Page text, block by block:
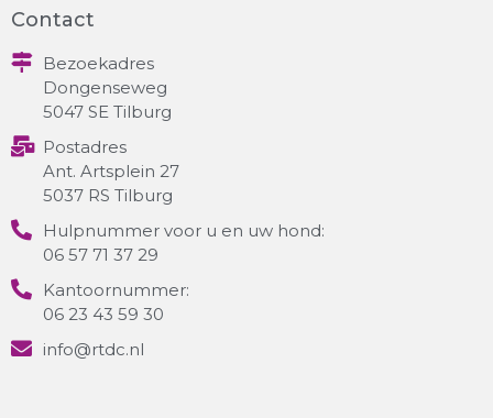
Contact
Bezoekadres
Dongenseweg
5047 SE Tilburg
Postadres
Ant. Artsplein 27
5037 RS Tilburg
Hulpnummer voor u en uw hond:
06 57 71 37 29
Kantoornummer:
06 23 43 59 30
info@rtdc.nl